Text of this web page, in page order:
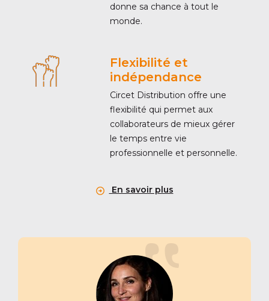
donne sa chance à tout le
monde.
Flexibilité et
indépendance
Circet Distribution offre une
flexibilité qui permet aux
collaborateurs de mieux gérer
le temps entre vie
professionnelle et personnelle.
En savoir plus